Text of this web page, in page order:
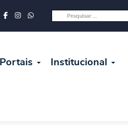
Portais Institucional